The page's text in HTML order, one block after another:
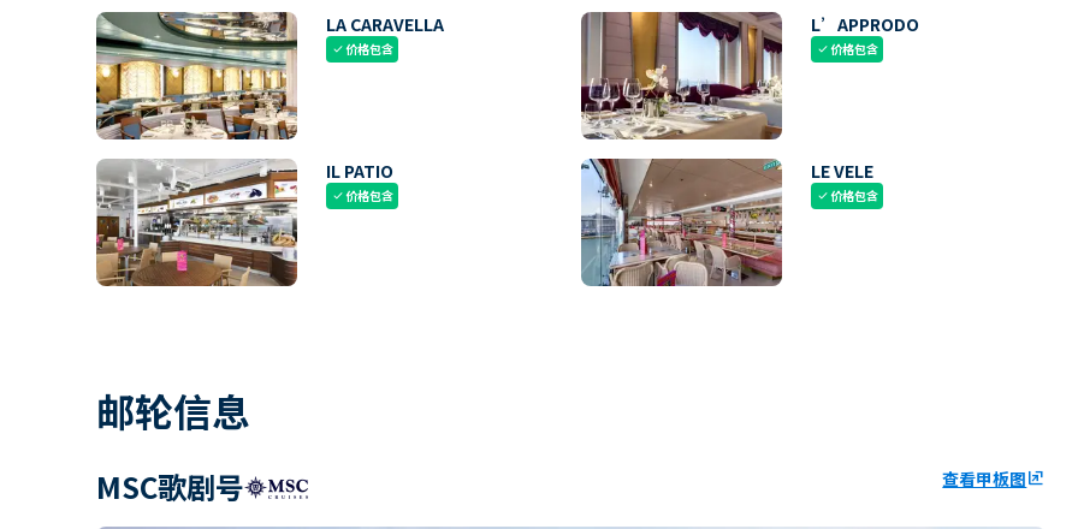
LA CARAVELLA
check价格包含
L’APPRODO
check价格包含
IL PATIO
check价格包含
LE VELE
check价格包含
邮轮信息
MSC歌剧号 查看甲板图ungroup